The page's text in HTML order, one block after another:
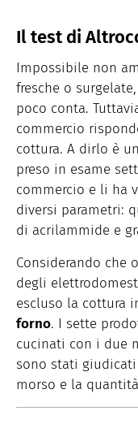
Il test di
Impossibile non
fresche o surgelate,
poco conta.
commercio
cottura. A dirlo è un
preso in esame
commercio e li ha
diversi parametri:
di acrilammide e
Considerando che
degli
escluso la cottura
forno. I sette
cucinati con i due
sono stati giudicati
morso e la